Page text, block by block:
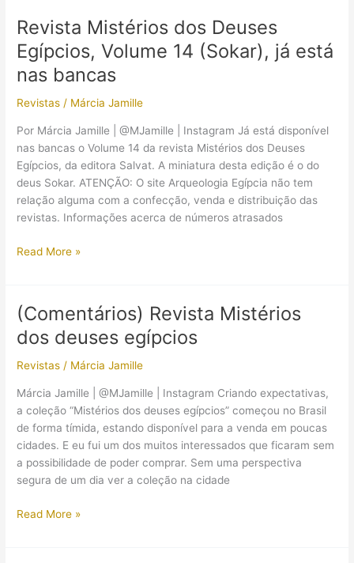
Egípcios;
Os
deuses
que
saíram
os
Volumes
15
ao
24
Revista Mistérios dos Deuses
Egípcios, Volume 14 (Sokar), já está
nas bancas
Revistas / Márcia Jamille
Por Márcia Jamille | @MJamille | Instagram Já está disponível
nas bancas o Volume 14 da revista Mistérios dos Deuses
Egípcios, da editora Salvat. A miniatura desta edição é o do
deus Sokar. ATENÇÃO: O site Arqueologia Egípcia não tem
relação alguma com a confecção, venda e distribuição das
revistas. Informações acerca de números atrasados
Revista
Deuses
Egípcios,
Volume
(Sokar),
já
está
nas
bancas
Read More »
(Comentários) Revista Mistérios
dos deuses egípcios
Revistas / Márcia Jamille
Márcia Jamille | @MJamille | Instagram Criando expectativas,
a coleção “Mistérios dos deuses egípcios” começou no Brasil
de forma tímida, estando disponível para a venda em poucas
cidades. E eu fui um dos muitos interessados que ficaram sem
a possibilidade de poder comprar. Sem uma perspectiva
segura de um dia ver a coleção na cidade
(Comentários)
Read More »